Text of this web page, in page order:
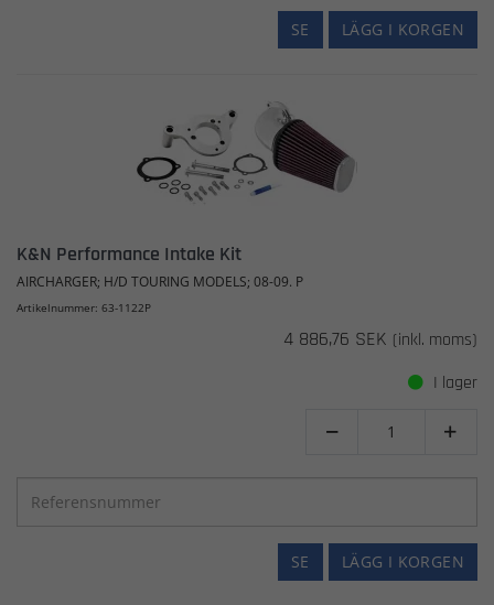
LÄGG I KORGEN
SE
K&N Performance Intake Kit
AIRCHARGER; H/D TOURING MODELS; 08-09. P
Artikelnummer: 63-1122P
4 886,76 SEK (inkl. moms)
I lager
 
LÄGG I KORGEN
SE